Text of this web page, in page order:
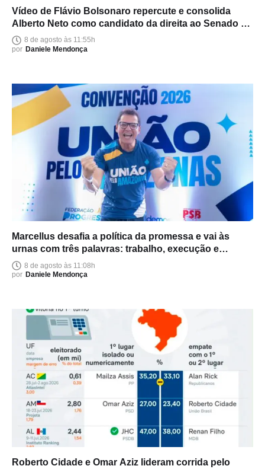
Vídeo de Flávio Bolsonaro repercute e consolida
Alberto Neto como candidato da direita ao Senado no
Amazonas
8 de agosto às 11:55h
por Daniele Mendonça
Marcellus desafia a política da promessa e vai às
urnas com três palavras: trabalho, execução e
entrega
8 de agosto às 11:08h
por Daniele Mendonça
Roberto Cidade e Omar Aziz lideram corrida pelo